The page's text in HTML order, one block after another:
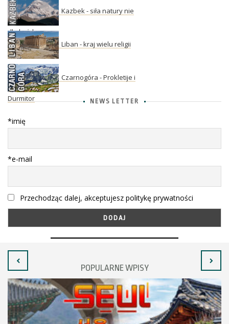
Kazbek - siła natury nie
dla każdego
Liban - kraj wielu religii
Czarnogóra - Prokletije i
Durmitor NEWS LETTER
*imię
*e-mail
Przechodząc dalej, akceptujesz politykę prywatności
POPULARNE WPISY